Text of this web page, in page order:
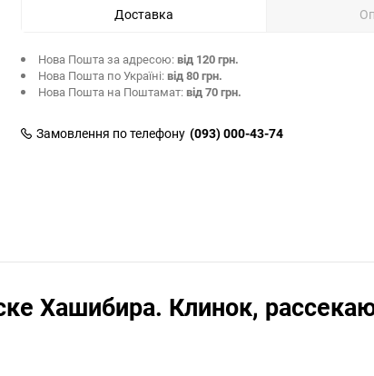
Доставка
Нова Пошта за адресою:від 120 грн.
Нова Пошта по Україні:від 80 грн.
Нова Пошта на Поштамат:від 70 грн.
Замовлення по телефону (093) 000-43-74
Хашибира. Клинок,